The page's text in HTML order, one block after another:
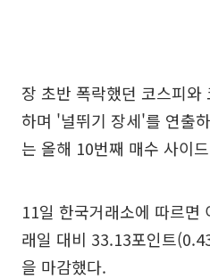
장 초반 폭락했던 코스피
하며 '널뛰기 장세'를 연출
는 올해 10번째 매수 사이
11일 한국거래소에 따르면
래일 대비 33.13포인트
을 마감했다.